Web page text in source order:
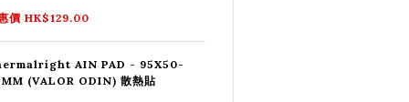
價 HK$129.00
AIN PAD - 95X50-
(VALOR ODIN) 散熱貼